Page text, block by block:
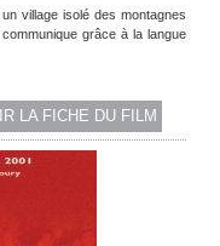
village isolé des montagnes
grâce à la langue
LA FICHE DU FILM